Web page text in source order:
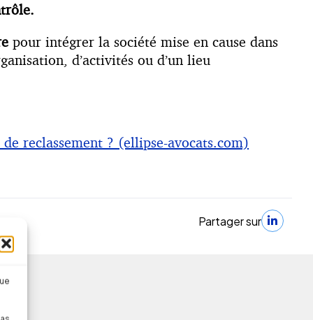
pour intégrer la société mise en cause dans
d’activités ou d’un lieu
reclassement ? (ellipse-avocats.com)
Partager sur